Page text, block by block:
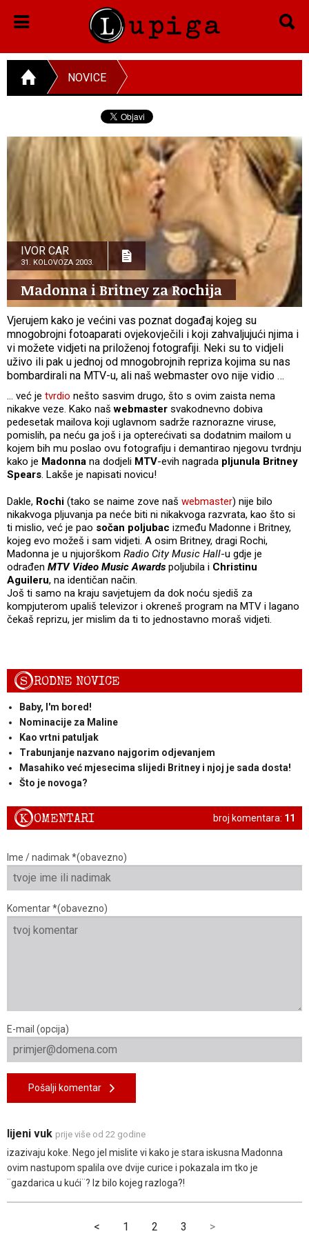
NOVICE
IVOR CAR
31. KOLOVOZA 2003.
Madonna i Britney za Rochija
Vjerujem kako je većini vas poznat događaj kojeg su
mnogobrojni fotoaparati ovjekovječili i koji zahvaljujući njima i
vi možete vidjeti na priloženoj fotografiji. Neki su to vidjeli
uživo ili pak u jednoj od mnogobrojnih repriza kojima su nas
bombardirali na MTV-u, ali naš webmaster ovo nije vidio …
… već je tvrdio nešto sasvim drugo, što s ovim zaista nema
nikakve veze. Kako našwebmaster svakodnevno dobiva
pedesetak mailova koji uglavnom sadrže raznorazne viruse,
pomislih, pa neću ga još i ja opterećivati sa dodatnim mailom u
kojem bih mu poslao ovu fotografiju i demantirao njegovu tvrdnju
kako je Madonna na dodjeli MTV-evih nagrada pljunula Britney
Spears. Lakše je napisati novicu!
Dakle, Rochi (tako se naime zove naš webmaster) nije bilo
nikakvoga pljuvanja pa neće biti ni nikakvoga razvrata, kao što si
ti mislio, već je pao sočan poljubac između Madonne i Britney,
kojeg evo možeš i sam vidjeti. A osim Britney, dragi Rochi,
Madonna je u njujorškom Radio City Music Hall-u gdje je
odrađen MTV Video Music Awards poljubila i Christinu
Aguileru, na identičan način.
Još ti samo na kraju savjetujem da dok noću sjediš za
kompjuterom upališ televizor i okreneš program na MTV i lagano
čekaš reprizu, jer mislim da ti to jednostavno moraš vidjeti.
SRODNE NOVICE
Baby, I'm bored!
Nominacije za Maline
Kao vrtni patuljak
Trabunjanje nazvano najgorim odjevanjem
Masahiko već mjesecima slijedi Britney i njoj je sada dosta!
Što je novoga?
broj komentara: 11
KOMENTARI
Ime / nadimak *(obavezno)
Komentar *(obavezno)
E-mail (opcija)
Pošalji komentar
lijeni vuk prije više od 22 godine
izazivaju koke. Nego jel mislite vi kako je stara iskusna Madonna
ovim nastupom spalila ove dvije curice i pokazala im tko je
¨gazdarica u kući¨? Iz bilo kojeg razloga?!
< 1 2 3 >